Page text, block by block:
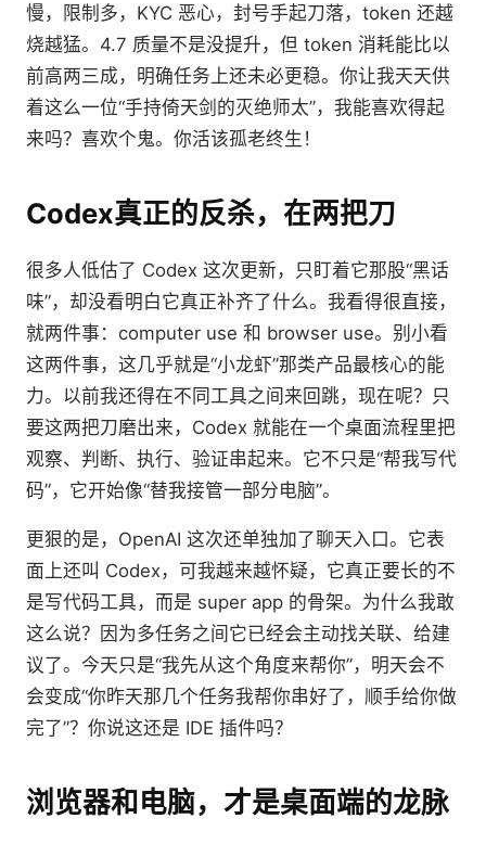
慢，限制多，KYC 恶心，封号手起刀落，token 还越
烧越猛。4.7 质量不是没提升，但 token 消耗能比以
前高两三成，明确任务上还未必更稳。你让我天天供
着这么一位“手持倚天剑的灭绝师太”，我能喜欢得起
来吗？喜欢个鬼。你活该孤老终生！
Codex真正的反杀，在两把刀
很多人低估了 Codex 这次更新，只盯着它那股“黑话
味”，却没看明白它真正补齐了什么。我看得很直接，
就两件事：computer use 和 browser use。别小看
这两件事，这几乎就是“小龙虾”那类产品最核心的能
力。以前我还得在不同工具之间来回跳，现在呢？只
要这两把刀磨出来，Codex 就能在一个桌面流程里把
观察、判断、执行、验证串起来。它不只是“帮我写代
码”，它开始像“替我接管一部分电脑”。
更狠的是，OpenAI 这次还单独加了聊天入口。它表
面上还叫 Codex，可我越来越怀疑，它真正要长的不
是写代码工具，而是 super app 的骨架。为什么我敢
这么说？因为多任务之间它已经会主动找关联、给建
议了。今天只是“我先从这个角度来帮你”，明天会不
会变成“你昨天那几个任务我帮你串好了，顺手给你做
完了”？你说这还是 IDE 插件吗？
浏览器和电脑，才是桌面端的龙脉